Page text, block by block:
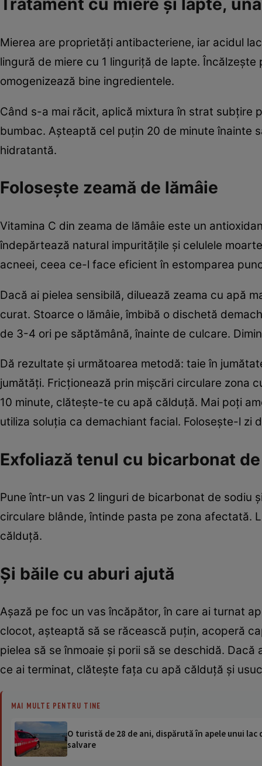
Tratament cu miere şi lapte,
Mierea are proprietăţi antibacteriene, iar acidul
lingură de miere cu 1 linguriţă de lapte.
omogenizează bine ingredientele.
Când s-a mai răcit, aplică mixtura în strat subţire
bumbac. Aşteaptă cel puţin 20 de minute înainte
hidratantă.
Foloseşte zeamă de lămâie
Vitamina C din zeama de lămâie este un
îndepărtează natural impurităţile şi celulele
acneei, ceea ce-l face eficient în estomparea
Dacă ai pielea sensibilă, diluează zeama cu apă
curat. Stoarce o lămâie, îmbibă o dischetă
de 3-4 ori pe săptămână, înainte de culcare.
Dă rezultate şi următoarea metodă: taie în
jumătăţi. Fricţionează prin mişcări circulare zona
10 minute, clăteşte-te cu apă călduţă. Mai poţi
utiliza soluţia ca demachiant facial. Foloseşte-l zi
Exfoliază tenul cu bicarbonat
Pune într-un vas 2 linguri de bicarbonat de sodiu
circulare blânde, întinde pasta pe zona afectată.
călduţă.
Şi băile cu aburi ajută
Aşază pe foc un vas încăpător, în care ai turnat
clocot, aşteaptă să se răcească puţin, acoperă
pielea să se înmoaie şi porii să se deschidă.
ce ai terminat, clăteşte faţa cu apă călduţă şi
MAI MULTE PENTRU TINE
O turistă de 28 de ani, dispărută în apele unui
salvare